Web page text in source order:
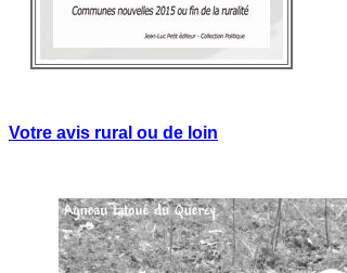
Votre avis rural ou de loin